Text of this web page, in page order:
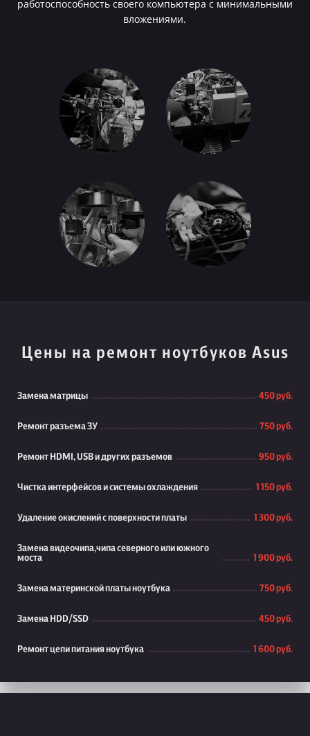
работоспособность своего компьютера с минимальными
вложениями.
Цены на ремонт ноутбуков Asus
Замена матрицы 450 руб.
Ремонт разъема ЗУ 750 руб.
Ремонт HDMI, USB и других разъемов 950 руб.
Чистка интерфейсов и системы охлаждения 1 150 руб.
Удаление окислений с поверхности платы 1 300 руб.
Замена видеочипа,чипа северного или южного
моста
1 900 руб.
Замена материнской платы ноутбука 750 руб.
Замена HDD/SSD 450 руб.
Ремонт цепи питания ноутбука 1 600 руб.